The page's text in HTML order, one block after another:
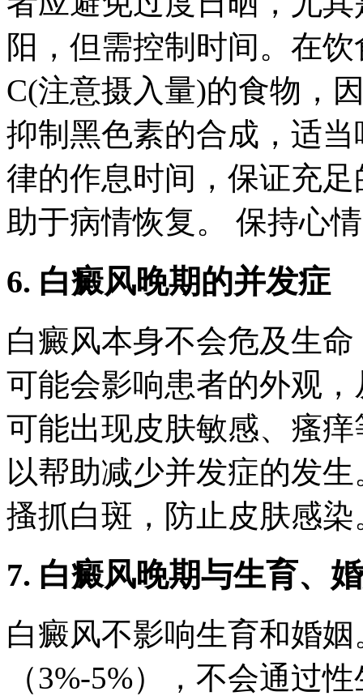
阳，但需控制时间。在
C(注意摄入量)的食物，
抑制黑色素的合成，适
律的作息时间，保证充
助于病情恢复。 保持心
6. 白癜风晚期的并发症
白癜风本身不会危及生
可能会影响患者的外观
可能出现皮肤敏感、瘙
以帮助减少并发症的发
搔抓白斑，防止皮肤感染
7. 白癜风晚期与生育、
白癜风不影响生育和婚
（3%-5%），不会通过